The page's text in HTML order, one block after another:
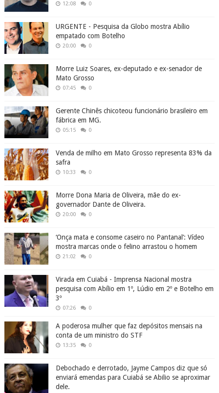
12:08 0
URGENTE - Pesquisa da Globo mostra Abílio
empatado com Botelho
20:00 0
Morre Luiz Soares, ex-deputado e ex-senador de
Mato Grosso
07:45 0
Gerente Chinês chicoteou funcionário brasileiro em
fábrica em MG.
05:15 0
Venda de milho em Mato Grosso representa 83% da
safra
10:33 0
Morre Dona Maria de Oliveira, mãe do ex-
governador Dante de Oliveira.
20:00 0
‘Onça mata e consome caseiro no Pantanal’: Vídeo
mostra marcas onde o felino arrastou o homem
21:02 0
Virada em Cuiabá - Imprensa Nacional mostra
pesquisa com Abílio em 1º, Lúdio em 2º e Botelho em
3º
07:26 0
A poderosa mulher que faz depósitos mensais na
conta de um ministro do STF
13:35 0
Debochado e derrotado, Jayme Campos diz que só
enviará emendas para Cuiabá se Abilio se aproximar
dele.